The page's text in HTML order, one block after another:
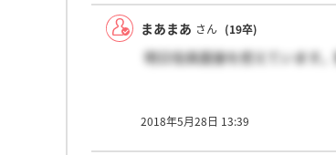
まあまあ さん (19卒)
明日役員面接を控えています
2018年5月28日 13:39